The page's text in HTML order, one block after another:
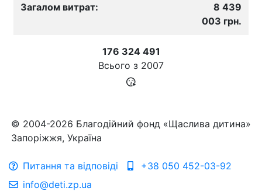
Загалом витрат:
8 439
003 грн.
176 324 491
Всього з 2007
© 2004-2026 Благодійний фонд «Щаслива дитина»
Запоріжжя, Україна
Питання та відповіді
+38 050 452-03-92
info@deti.zp.ua